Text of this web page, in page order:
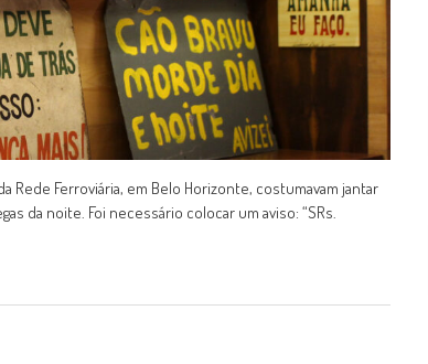
Ferroviária, em Belo Horizonte, costumavam jantar
da noite. Foi necessário colocar um aviso: “SRs.